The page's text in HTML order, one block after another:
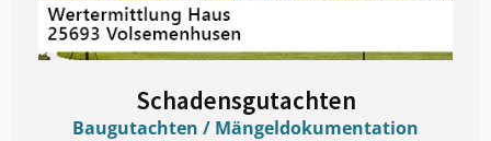
Schadensgutachten
Baugutachten / Mängeldokumentation